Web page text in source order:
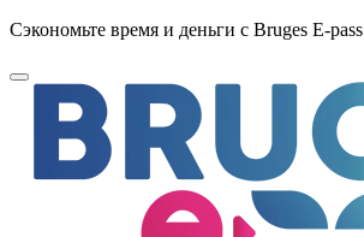
Сэкономьте время и деньги с Bruges E-pass